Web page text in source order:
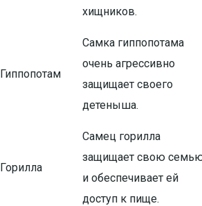
хищников.
Гиппопотам
Самка гиппопотама
очень агрессивно
защищает своего
детеныша.
Горилла
Самец горилла
защищает свою
и обеспечивает ей
доступ к пище.